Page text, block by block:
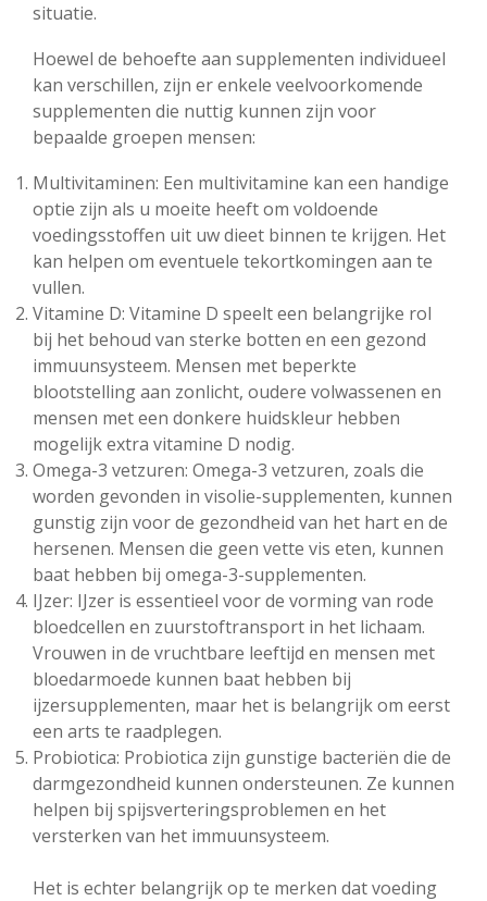
situatie.
Hoewel de behoefte aan supplementen individueel
kan verschillen, zijn er enkele veelvoorkomende
supplementen die nuttig kunnen zijn voor
bepaalde groepen mensen:
Multivitaminen: Een multivitamine kan een handige
optie zijn als u moeite heeft om voldoende
voedingsstoffen uit uw dieet binnen te krijgen. Het
kan helpen om eventuele tekortkomingen aan te
vullen.
Vitamine D: Vitamine D speelt een belangrijke rol
bij het behoud van sterke botten en een gezond
immuunsysteem. Mensen met beperkte
blootstelling aan zonlicht, oudere volwassenen en
mensen met een donkere huidskleur hebben
mogelijk extra vitamine D nodig.
Omega-3 vetzuren: Omega-3 vetzuren, zoals die
worden gevonden in visolie-supplementen, kunnen
gunstig zijn voor de gezondheid van het hart en de
hersenen. Mensen die geen vette vis eten, kunnen
baat hebben bij omega-3-supplementen.
IJzer: IJzer is essentieel voor de vorming van rode
bloedcellen en zuurstoftransport in het lichaam.
Vrouwen in de vruchtbare leeftijd en mensen met
bloedarmoede kunnen baat hebben bij
ijzersupplementen, maar het is belangrijk om eerst
een arts te raadplegen.
Probiotica: Probiotica zijn gunstige bacteriën die de
darmgezondheid kunnen ondersteunen. Ze kunnen
helpen bij spijsverteringsproblemen en het
versterken van het immuunsysteem.
Het is echter belangrijk op te merken dat voeding